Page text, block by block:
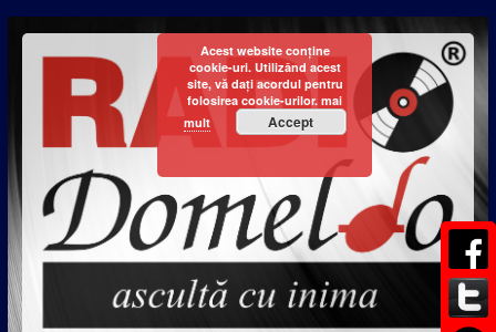
Acest website conține
cookie-uri. Utilizând acest
site, vă dați acordul pentru
folosirea cookie-urilor. mai
mult
Accept